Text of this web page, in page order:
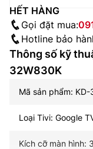
HẾT HÀNG
Gọi đặt mua:
Hotline bảo
Thông số kỹ
32W830K
Mã sản phẩm:
Loại Tivi: Google
Kích cỡ màn hình: